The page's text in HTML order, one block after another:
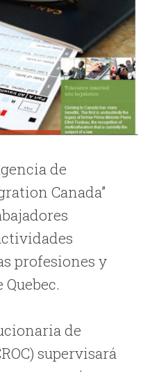
de
Canada”
profesiones y
de
supervisará